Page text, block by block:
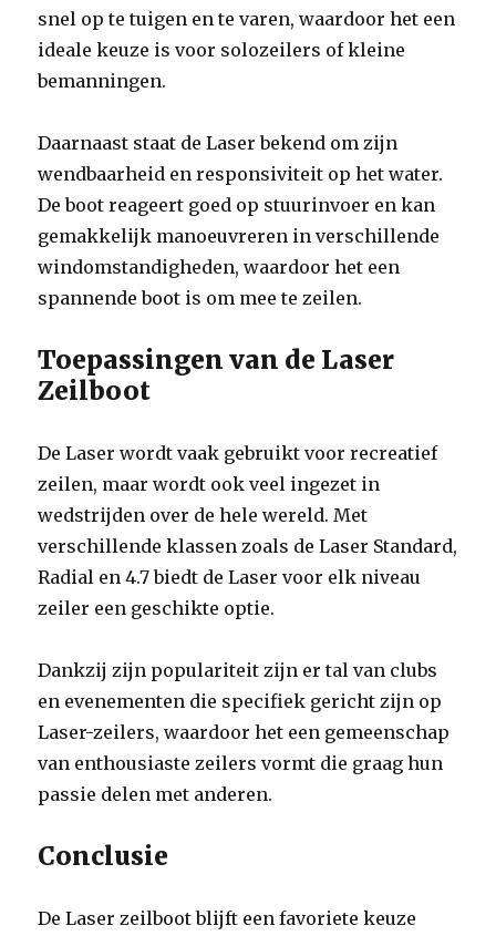
snel op te tuigen en te varen, waardoor het een
ideale keuze is voor solozeilers of kleine
bemanningen.
Daarnaast staat de Laser bekend om zijn
wendbaarheid en responsiviteit op het water.
De boot reageert goed op stuurinvoer en kan
gemakkelijk manoeuvreren in verschillende
windomstandigheden, waardoor het een
spannende boot is om mee te zeilen.
Toepassingen van de Laser
Zeilboot
De Laser wordt vaak gebruikt voor recreatief
zeilen, maar wordt ook veel ingezet in
wedstrijden over de hele wereld. Met
verschillende klassen zoals de Laser Standard,
Radial en 4.7 biedt de Laser voor elk niveau
zeiler een geschikte optie.
Dankzij zijn populariteit zijn er tal van clubs
en evenementen die specifiek gericht zijn op
Laser-zeilers, waardoor het een gemeenschap
van enthousiaste zeilers vormt die graag hun
passie delen met anderen.
Conclusie
De Laser zeilboot blijft een favoriete keuze